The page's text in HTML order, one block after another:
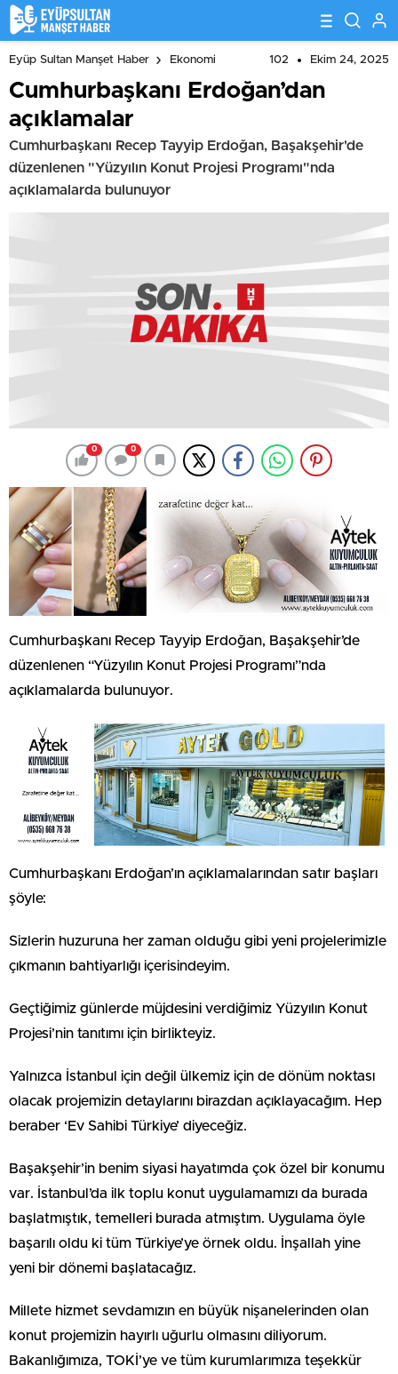
Eyüp Sultan Manşet Haber Ekonomi 102 Ekim 24, 2025
Cumhurbaşkanı Erdoğan’dan
açıklamalar
Cumhurbaşkanı Recep Tayyip Erdoğan, Başakşehir'de
düzenlenen "Yüzyılın Konut Projesi Programı"nda
açıklamalarda bulunuyor
0 0
Cumhurbaşkanı Recep Tayyip Erdoğan, Başakşehir’de
düzenlenen “Yüzyılın Konut Projesi Programı”nda
açıklamalarda bulunuyor.
Cumhurbaşkanı Erdoğan’ın açıklamalarından satır başları
şöyle:
Sizlerin huzuruna her zaman olduğu gibi yeni projelerimizle
çıkmanın bahtiyarlığı içerisindeyim.
Geçtiğimiz günlerde müjdesini verdiğimiz Yüzyılın Konut
Projesi’nin tanıtımı için birlikteyiz.
Yalnızca İstanbul için değil ülkemiz için de dönüm noktası
olacak projemizin detaylarını birazdan açıklayacağım. Hep
beraber ‘Ev Sahibi Türkiye’ diyeceğiz.
Başakşehir’in benim siyasi hayatımda çok özel bir konumu
var. İstanbul’da ilk toplu konut uygulamamızı da burada
başlatmıştık, temelleri burada atmıştım. Uygulama öyle
başarılı oldu ki tüm Türkiye’ye örnek oldu. İnşallah yine
yeni bir dönemi başlatacağız.
Millete hizmet sevdamızın en büyük nişanelerinden olan
konut projemizin hayırlı uğurlu olmasını diliyorum.
Bakanlığımıza, TOKİ’ye ve tüm kurumlarımıza teşekkür